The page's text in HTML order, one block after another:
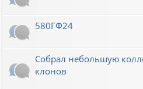
580ГФ24
Собрал небольшую
клонов